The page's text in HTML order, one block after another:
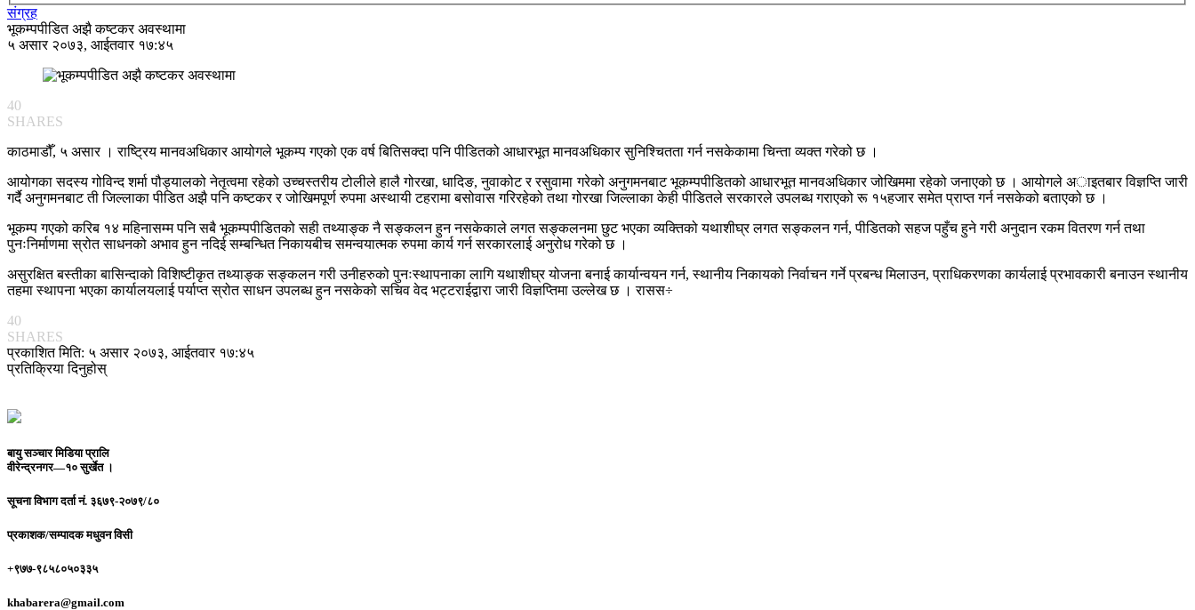
संग्रह
भूकम्पपीडित अझै कष्टकर अवस्थामा
५ असार २०७३, आईतवार १७:४५
40
SHARES
काठमाडौँ, ५ असार । राष्ट्रिय मानवअधिकार आयोगले भूकम्प गएको एक वर्ष बितिसक्दा पनि पीडितको आधारभूत मानवअधिकार सुनिश्चितता गर्न नसकेकामा चिन्ता व्यक्त गरेको छ ।
आयोगका सदस्य गोविन्द शर्मा पौड्यालको नेतृत्वमा रहेको उच्चस्तरीय टोलीले हालै गोरखा, धादिङ, नुवाकोट र रसुवामा गरेको अनुगमनबाट भूकम्पपीडितको आधारभूत मानवअधिकार जोखिममा रहेको जनाएको छ । आयोगले अाइतबार विज्ञप्ति जारी
गर्दै अनुगमनबाट ती जिल्लाका पीडित अझै पनि कष्टकर र जोखिमपूर्ण रुपमा अस्थायी टहरामा बसोवास गरिरहेको तथा गोरखा जिल्लाका केही पीडितले सरकारले उपलब्ध गराएको रू १५हजार समेत प्राप्त गर्न नसकेको बताएको छ ।
भूकम्प गएको करिब १४ महिनासम्म पनि सबै भूकम्पपीडितको सही तथ्याङ्क नै सङ्कलन हुन नसकेकाले लगत सङ्कलनमा छुट भएका व्यक्तिको यथाशीघ्र लगत सङ्कलन गर्न, पीडितको सहज पहुँच हुने गरी अनुदान रकम वितरण गर्न तथा
पुनःनिर्माणमा स्रोत साधनको अभाव हुन नदिई सम्बन्धित निकायबीच समन्वयात्मक रुपमा कार्य गर्न सरकारलाई अनुरोध गरेको छ ।
असुरक्षित बस्तीका बासिन्दाको विशिष्टीकृत तथ्याङ्क सङ्कलन गरी उनीहरुको पुनःस्थापनाका लागि यथाशीघ्र योजना बनाई कार्यान्वयन गर्न, स्थानीय निकायको निर्वाचन गर्ने प्रबन्ध मिलाउन, प्राधिकरणका कार्यलाई प्रभावकारी बनाउन स्थानीय
तहमा स्थापना भएका कार्यालयलाई पर्याप्त स्रोत साधन उपलब्ध हुन नसकेको सचिव वेद भट्टराईद्वारा जारी विज्ञप्तिमा उल्लेख छ । रासस÷
40
SHARES
प्रकाशित मिति: ५ असार २०७३, आईतवार १७:४५
प्रतिक्रिया दिनुहोस्
बायु सञ्चार मिडिया प्रालि
वीरेन्द्रनगर—१० सुर्खेत ।
सूचना विभाग दर्ता नं. ३६७९-२०७९/८०
प्रकाशक/सम्पादकमधुवन विसी
+९७७-९८५८०५०३३५
khabarera@gmail.com